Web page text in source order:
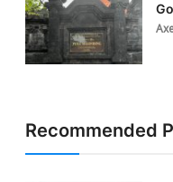
Recommended